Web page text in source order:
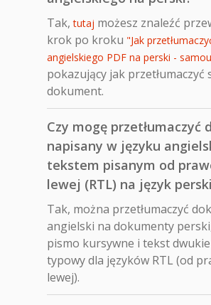
Tak,tutaj możesz znaleźć
krok po kroku "Jak
angielskiego PDF na perski -
pokazujący jak przetłumaczyć
dokument.
Czy mogę przetłumaczyć
napisany w języku
tekstem pisanym od
lewej (RTL) na język
Tak, można przetłumaczyć
angielski na dokumenty
pismo kursywne i tekst
typowy dla języków RTL (od
lewej).